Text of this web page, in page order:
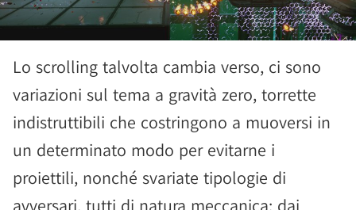
Lo scrolling talvolta cambia verso, ci sono
variazioni sul tema a gravità zero, torrette
indistruttibili che costringono a muoversi in
un determinato modo per evitarne i
proiettili, nonché svariate tipologie di
avversari, tutti di natura meccanica: dai